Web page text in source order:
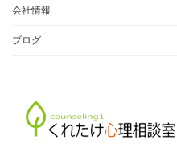
会社情報
ブログ